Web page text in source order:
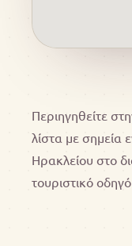
Περιηγηθείτε
λίστα με σημεία
Ηρακλείου στο
τουριστικό